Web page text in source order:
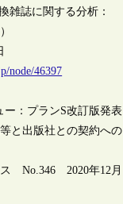
雑誌に関する分析：
node/46397
ー：プランS改訂版発表
と出版社との契約への
No.346 2020年12月